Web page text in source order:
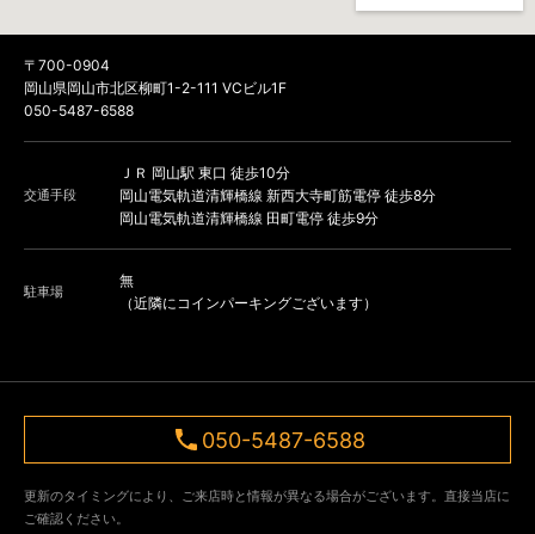
〒700-0904
岡山県岡山市北区柳町1-2-111 VCビル1F
050-5487-6588
交通手段
ＪＲ 岡山駅 東口 徒歩10分
岡山電気軌道清輝橋線 新西大寺町筋電停 徒歩8分
岡山電気軌道清輝橋線 田町電停 徒歩9分
駐車場
無
（近隣にコインパーキングございます）
050-5487-6588
更新のタイミングにより、ご来店時と情報が異なる場合がございます。直接当店に
ご確認ください。